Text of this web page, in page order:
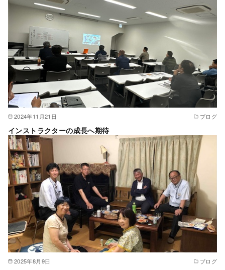
2024年11月21日 ブログ
インストラクターの成長へ期待
2025年8月9日 ブログ